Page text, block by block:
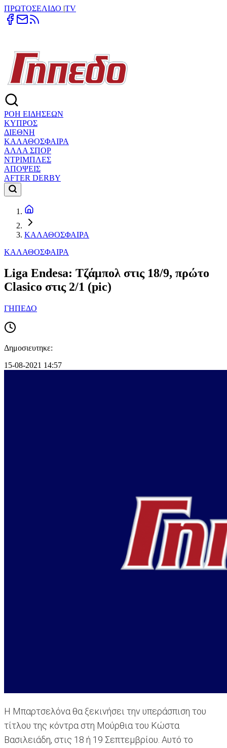
ΠΡΩΤΟΣΕΛΙΔΟ |TV
ΡΟΗ ΕΙΔΗΣΕΩΝ
ΚΥΠΡΟΣ
ΔΙΕΘΝΗ
ΚΑΛΑΘΟΣΦΑΙΡΑ
ΑΛΛΑ ΣΠΟΡ
ΝΤΡΙΜΠΛΕΣ
ΑΠΟΨΕΙΣ
AFTER DERBY
ΚΑΛΑΘΟΣΦΑΙΡΑ
ΚΑΛΑΘΟΣΦΑΙΡΑ
Liga Endesa: Τζάμπολ στις 18/9, πρώτο
Clasico στις 2/1 (pic)
ΓΗΠΕΔΟ
Δημοσιευτηκε:
15-08-2021 14:57
Η Μπαρτσελόνα θα ξεκινήσει την υπεράσπιση του
τίτλου της κόντρα στη Μούρθια του Κώστα
Βασιλειάδη, στις 18 ή 19 Σεπτεμβρίου. Αυτό το